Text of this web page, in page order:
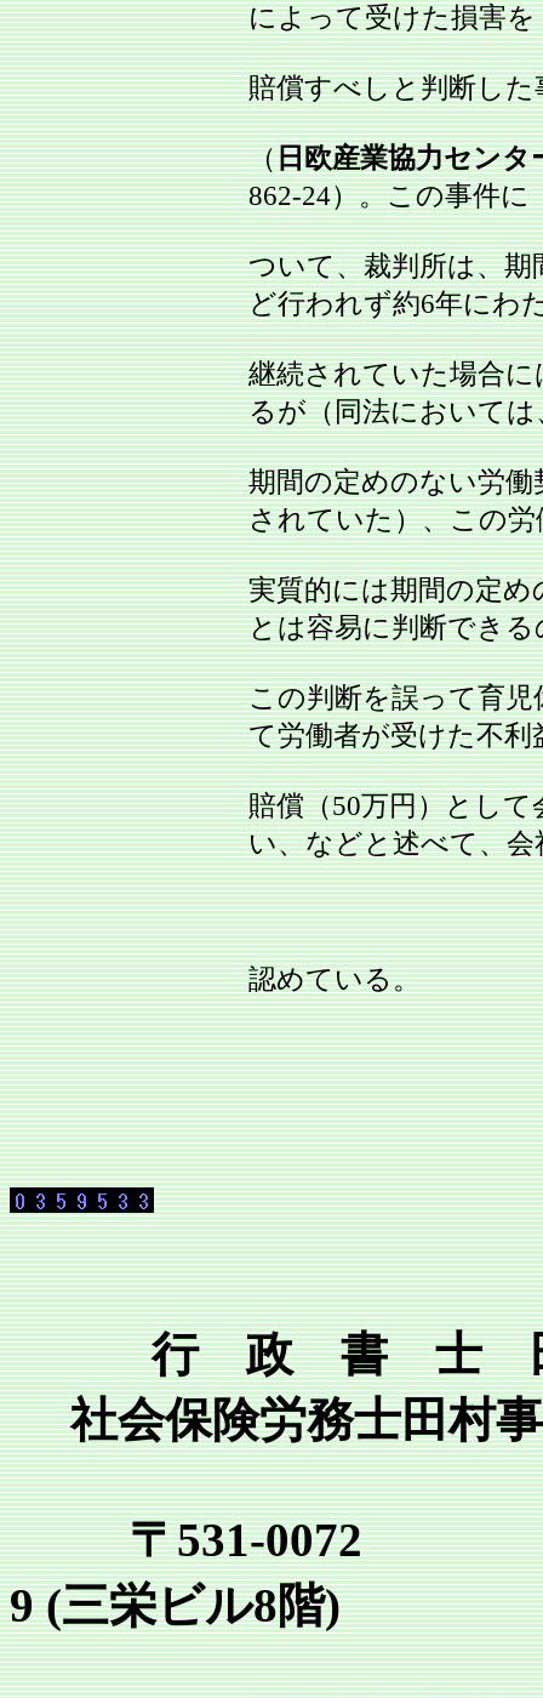
によって受けた損害を
賠償すべしと判断し
（日欧産業協力センタ
862-24）。この事件に
ついて、裁判所は、期
ど行われず約6年にわ
継続されていた場合
るが（同法においては
期間の定めのない労
されていた）、この労
実質的には期間の定
とは容易に判断できる
この判断を誤って育
て労働者が受けた不利
賠償（50万円）とし
い、などと述べて、
認めている。
行 政 書 士 田
社会保険労務士田村
〒531-0072 大
9 (三栄ビル8階)